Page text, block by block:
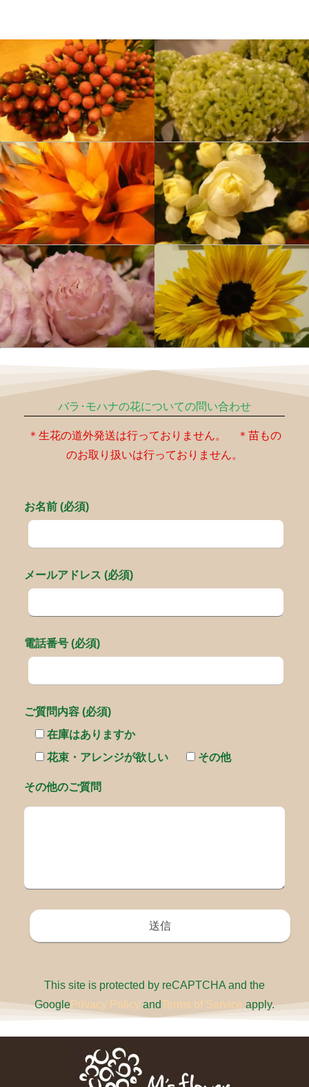
バラ･モハナの花についての問い合わせ
＊生花の道外発送は行っておりません。 ＊苗もの
のお取り扱いは行っておりません。
お名前 (必須)
メールアドレス (必須)
電話番号 (必須)
ご質問内容 (必須)
在庫はありますか
花束・アレンジが欲しい
その他
その他のご質問
This site is protected by reCAPTCHA and the
GooglePrivacy Policy andTerms of Service apply.